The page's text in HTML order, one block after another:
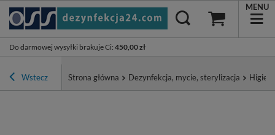
Do darmowej wysyłki brakuje Ci: 450,00 zł
MENU
Wstecz Strona główna Dezynfekcja, mycie, sterylizacja